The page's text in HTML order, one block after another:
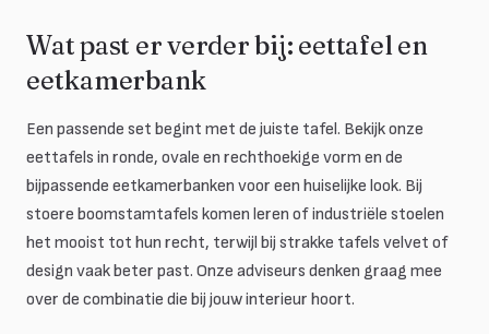
Wat past er verder bij: eettafel en
eetkamerbank
Een passende set begint met de juiste tafel. Bekijk onze
eettafels in ronde, ovale en rechthoekige vorm en de
bijpassende eetkamerbanken voor een huiselijke look. Bij
stoere boomstamtafels komen leren of industriële stoelen
het mooist tot hun recht, terwijl bij strakke tafels velvet of
design vaak beter past. Onze adviseurs denken graag mee
over de combinatie die bij jouw interieur hoort.